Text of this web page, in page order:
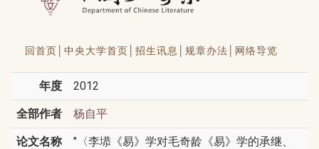
回首页│ 中央大学首页│ 招生讯息│ 规章办法│ 网络导览
年度 2012
全部作者 杨自平
论文名称
"〈李塨《易》学对毛奇龄《易》学的承继、